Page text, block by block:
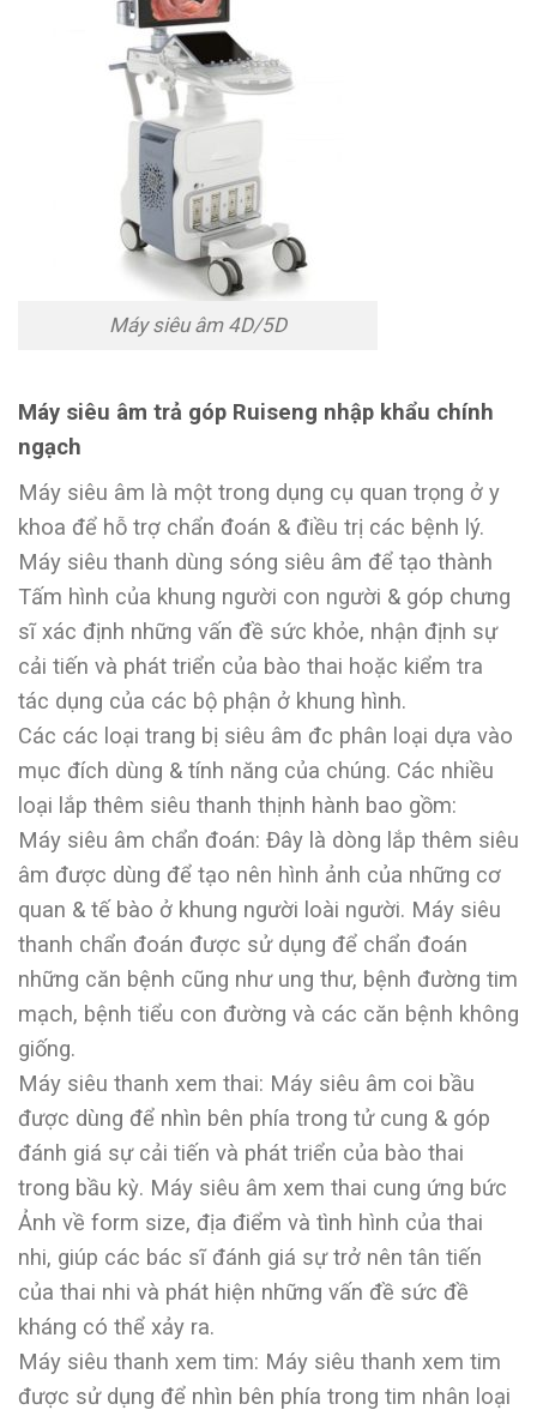
Máy siêu âm 4D/5D
Máy siêu âm trả góp Ruiseng nhập khẩu chính
ngạch
Máy siêu âm là một trong dụng cụ quan trọng ở y
khoa để hỗ trợ chẩn đoán & điều trị các bệnh lý.
Máy siêu thanh dùng sóng siêu âm để tạo thành
Tấm hình của khung người con người & góp chưng
sĩ xác định những vấn đề sức khỏe, nhận định sự
cải tiến và phát triển của bào thai hoặc kiểm tra
tác dụng của các bộ phận ở khung hình.
Các các loại trang bị siêu âm đc phân loại dựa vào
mục đích dùng & tính năng của chúng. Các nhiều
loại lắp thêm siêu thanh thịnh hành bao gồm:
Máy siêu âm chẩn đoán: Đây là dòng lắp thêm siêu
âm được dùng để tạo nên hình ảnh của những cơ
quan & tế bào ở khung người loài người. Máy siêu
thanh chẩn đoán được sử dụng để chẩn đoán
những căn bệnh cũng như ung thư, bệnh đường tim
mạch, bệnh tiểu con đường và các căn bệnh không
giống.
Máy siêu thanh xem thai: Máy siêu âm coi bầu
được dùng để nhìn bên phía trong tử cung & góp
đánh giá sự cải tiến và phát triển của bào thai
trong bầu kỳ. Máy siêu âm xem thai cung ứng bức
Ảnh về form size, địa điểm và tình hình của thai
nhi, giúp các bác sĩ đánh giá sự trở nên tân tiến
của thai nhi và phát hiện những vấn đề sức đề
kháng có thể xảy ra.
Máy siêu thanh xem tim: Máy siêu thanh xem tim
được sử dụng để nhìn bên phía trong tim nhân loại